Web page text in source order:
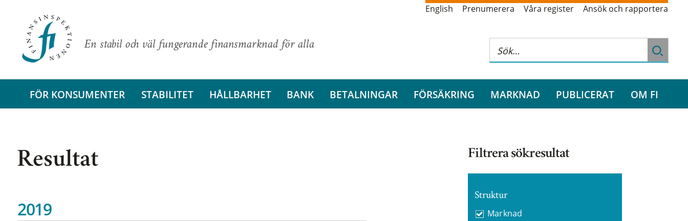
En stabil och väl fungerande finansmarknad för alla
English Prenumerera Våra register Ansök och rapportera
FÖR KONSUMENTER STABILITET HÅLLBARHET BANK BETALNINGAR FÖRSÄKRING MARKNAD PUBLICERAT OM FI
Resultat
2019
Filtrera sökresultat
Struktur
Marknad